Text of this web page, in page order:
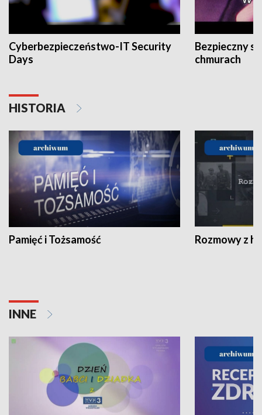
Cyberbezpieczeństwo-IT Security
Days
Bezpieczny
chmurach
HISTORIA
Pamięć i Tożsamość Rozmowy z
INNE